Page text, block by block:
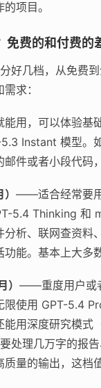
项目。
免费的和付费的
好几档，从免费
求：
用，可以体验基
Instant 模型。
件或者小段代码
——适合经常要
5.4 Thinking 和
析、联网查资料
能。基本上大多
——重度用户或
限使用 GPT-5.4
能用深度研究模式
处理几万字的报
量的输出，这档